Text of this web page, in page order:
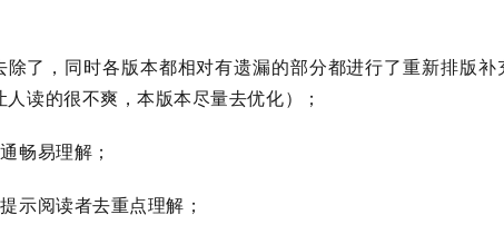
了，同时各版本都相对有遗漏的部分都进行了重新排版补
读的很不爽，本版本尽量去优化）；
畅易理解；
示阅读者去重点理解；